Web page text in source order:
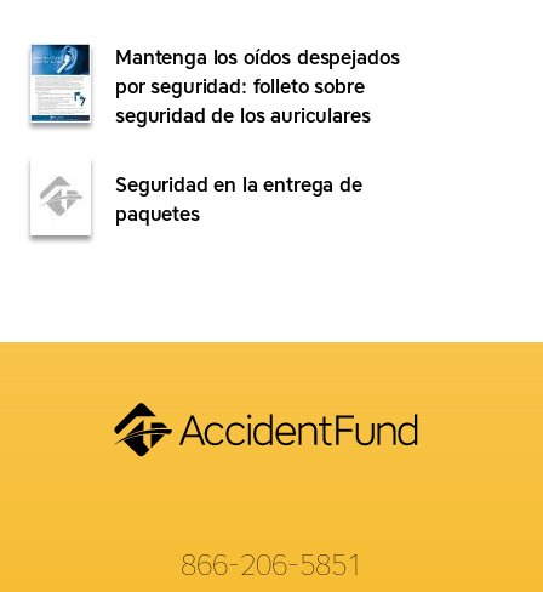
Mantenga los oídos despejados
por seguridad: folleto sobre
seguridad de los auriculares
Seguridad en la entrega de
paquetes
866-206-5851